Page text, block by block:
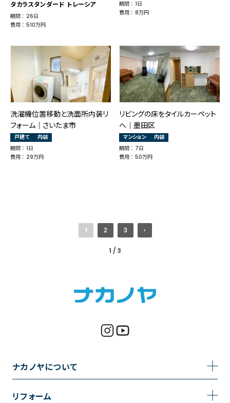
タカラスタンダード トレーシア
期間 ： 26日
費用 ： 510万円
期間 ： 1日
費用 ： 8万円
洗濯機位置移動と洗面所内装リ
フォーム｜さいたま市
戸建て
内装
期間 ： 1日
費用 ： 29万円
リビングの床をタイルカーペット
へ│墨田区
マンション
内装
期間 ： 7日
費用 ： 50万円
1 / 3
1 2 3 ›
ナカノヤについて
事業内容
リフォーム